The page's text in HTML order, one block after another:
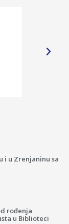
i u Zrenjaninu sa
rođenja
u Biblioteci